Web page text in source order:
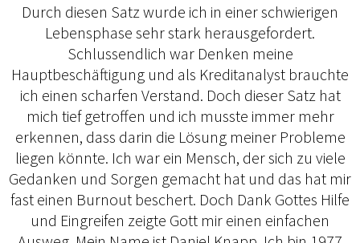
Durch diesen Satz wurde ich in einer schwierigen
Lebensphase sehr stark herausgefordert.
Schlussendlich war Denken meine
Hauptbeschäftigung und als Kreditanalyst brauchte
ich einen scharfen Verstand. Doch dieser Satz hat
mich tief getroffen und ich musste immer mehr
erkennen, dass darin die Lösung meiner Probleme
liegen könnte. Ich war ein Mensch, der sich zu viele
Gedanken und Sorgen gemacht hat und das hat mir
fast einen Burnout beschert. Doch Dank Gottes Hilfe
und Eingreifen zeigte Gott mir einen einfachen